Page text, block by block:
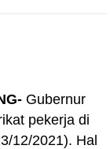
Gubernur
pekerja di
12/2021). Hal